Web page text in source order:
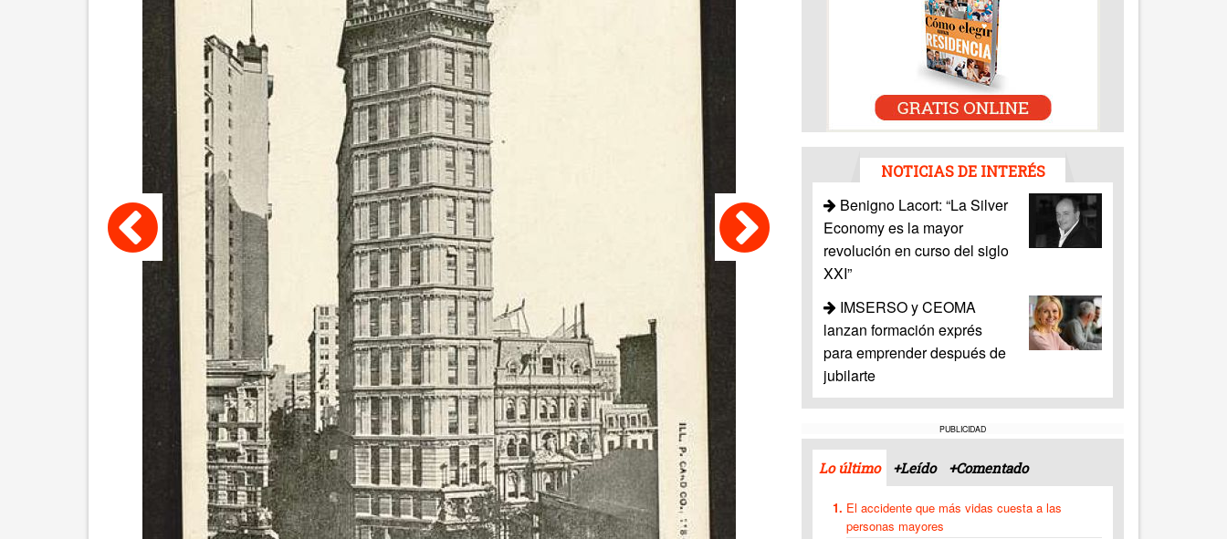
NOTICIAS DE INTERÉS
Benigno Lacort: “La Silver
Economy es la mayor
revolución en curso del siglo
XXI”
IMSERSO y CEOMA
lanzan formación exprés
para emprender después de
jubilarte
PUBLICIDAD
Lo último +Leído +Comentado
El accidente que más vidas cuesta a las
personas mayores